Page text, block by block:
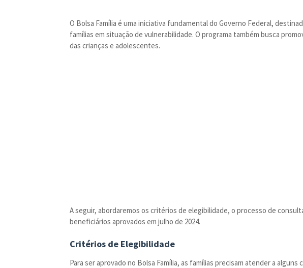
O Bolsa Família é uma iniciativa fundamental do Governo Federal,
famílias em situação de vulnerabilidade. O programa também busca
das crianças e adolescentes.
A seguir, abordaremos os critérios de elegibilidade, o processo de
beneficiários aprovados em julho de 2024.
Critérios de Elegibilidade
Para ser aprovado no Bolsa Família, as famílias precisam atender a